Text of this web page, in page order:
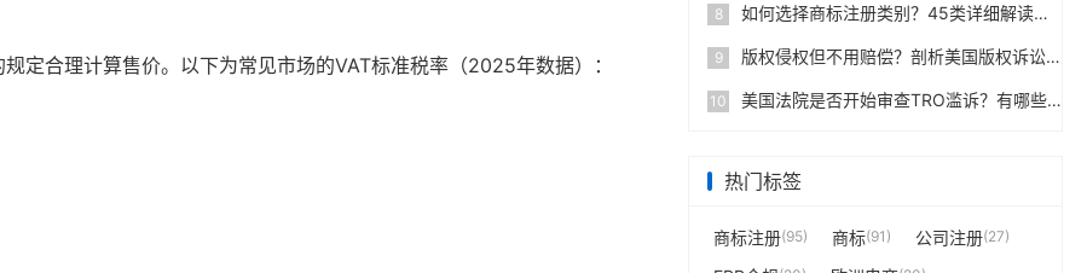
定合理计算售价。以下为常见市场的VAT标准税率（2025年数据）：
8 如何选择商标注册类别？45类详细解读避免注册盲区
9 版权侵权但不用赔偿？剖析美国版权诉讼赔偿机制
10 美国法院是否开始审查TRO滥诉？有哪些判例？
热门标签
商标注册(95) 商标(91) 公司注册(27)